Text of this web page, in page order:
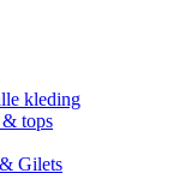
kleding
tops
Gilets